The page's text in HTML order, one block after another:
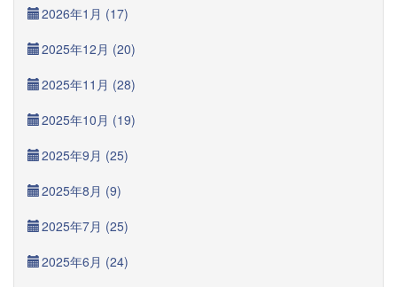
2026年1月 (17)
2025年12月 (20)
2025年11月 (28)
2025年10月 (19)
2025年9月 (25)
2025年8月 (9)
2025年7月 (25)
2025年6月 (24)